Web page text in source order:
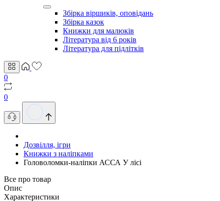
Збірка віршиків, оповідань
Збірка казок
Книжки для малюків
Література від 6 років
Література для підлітків
0
0
Дозвілля, ігри
Книжки з наліпками
Головоломки-наліпки АССА У лісі
Все про товар
Опис
Характеристики